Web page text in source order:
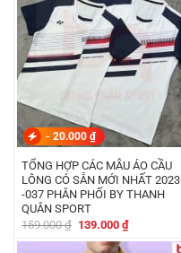
- 20.000 ₫
TỔNG HỢP CÁC MẪU ÁO CẦU
LÔNG CÓ SẴN MỚI NHẤT 2023
-037 PHÂN PHỐI BY THANH
QUÂN SPORT
159.000₫ Giá
là:
139.000 ₫Giá
hiện
tại